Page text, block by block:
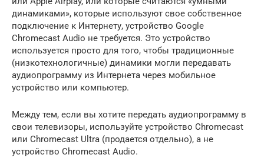
динамиками», которые используют свое собственное
подключение к Интернету, устройство Google
Chromecast Audio не требуется. Это устройство
используется просто для того, чтобы традиционные
(низкотехнологичные) динамики могли передавать
аудиопрограмму из Интернета через мобильное
устройство или компьютер.
Между тем, если вы хотите передать аудиопрограмму в
свои телевизоры, используйте устройство Chromecast
или Chromecast Ultra (продается отдельно), а не
устройство Chromecast Audio.